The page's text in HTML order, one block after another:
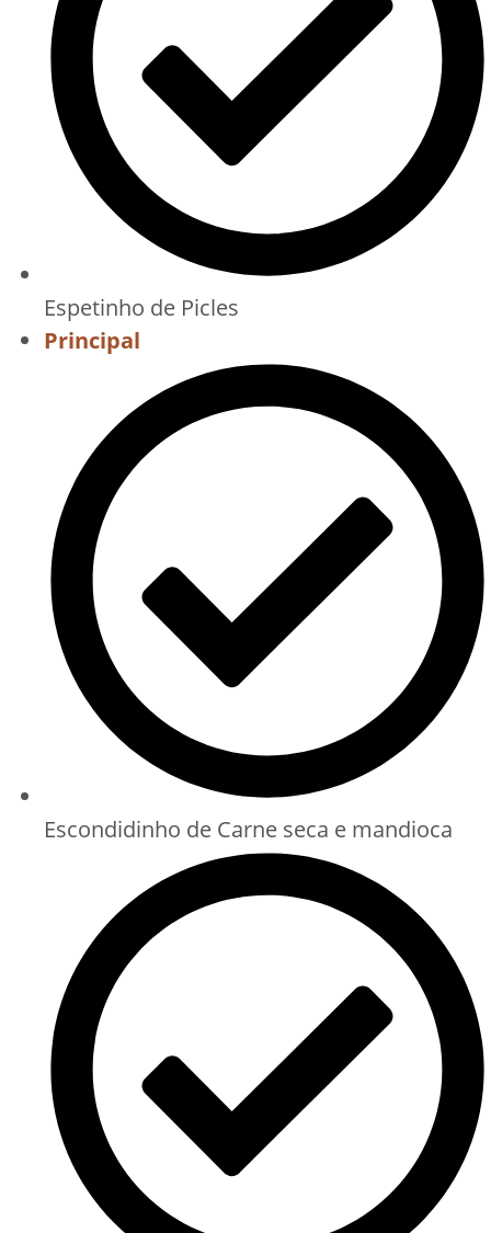
Espetinho de Picles
Principal
Escondidinho de Carne seca e mandioca